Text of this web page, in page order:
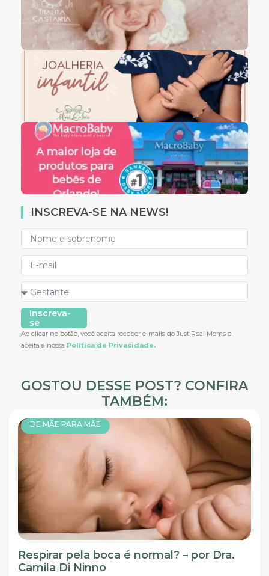
INSCREVA-SE NA NEWS!
Inscreva-
se
Ao clicar no botão, você aceita receber e-mails do Just Real Moms e
aceita a nossa Política de Privacidade.
GOSTOU DESSE POST? CONFIRA
TAMBÉM:
DE MÃE PARA MÃE
Respirar pela boca é normal? – por Dra.
Camila Di Ninno